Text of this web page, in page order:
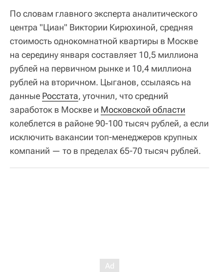
По словам главного эксперта аналитического
центра "Циан" Виктории Кирюхиной, средняя
стоимость однокомнатной квартиры в Москве
на середину января составляет 10,5 миллиона
рублей на первичном рынке и 10,4 миллиона
рублей на вторичном. Цыганов, ссылаясь на
данные Росстата, уточнил, что средний
заработок в Москве и Московской области
колеблется в районе 90-100 тысяч рублей, а если
исключить вакансии топ-менеджеров крупных
компаний — то в пределах 65-70 тысяч рублей.